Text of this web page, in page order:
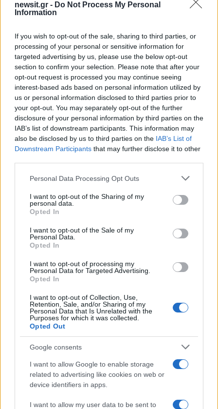
newsit.gr - Do Not Process My Personal
Information
If you wish to opt-out of the sale, sharing to third parties, or
processing of your personal or sensitive information for
targeted advertising by us, please use the below opt-out
section to confirm your selection. Please note that after your
opt-out request is processed you may continue seeing
interest-based ads based on personal information utilized by
us or personal information disclosed to third parties prior to
your opt-out. You may separately opt-out of the further
disclosure of your personal information by third parties on the
IAB’s list of downstream participants. This information may
also be disclosed by us to third parties on the IAB’s List of
Downstream Participants that may further disclose it to other
Please note that this website/app uses one or more Google
not limited to your visit or usage behaviour. You may click to
grant or deny consent to Google and its third-party tags to
use your data for below specified purposes in below Google
consent section.
Personal Data Processing Opt Outs
I want to opt-out of the Sharing of my
personal data.
Opted In
I want to opt-out of the Sale of my
Personal Data.
Opted In
I want to opt-out of processing my
Personal Data for Targeted Advertising.
Opted In
I want to opt-out of Collection, Use,
Retention, Sale, and/or Sharing of my
Personal Data that Is Unrelated with the
Purposes for which it was collected.
Opted Out
Google consents
I want to allow Google to enable storage
related to advertising like cookies on web or
device identifiers in apps.
I want to allow my user data to be sent to
Σχόλια
Σχολίασε εδώ
Υποβολή σχολίου
Όροι Χρήσης
Lifestyle
ΒΙΛΑ
ΝΕΑ ΠΕΡΑΜΟΣ
Share:
Ακολουθήστε το Νewsit.gr στοGoogle News
ενημερωθείτε πρώτοι για όλη την ειδησεογραφία και τα
τελευταία νέατης ημέρας
Τεχνικό πρόβλημα τον
έκανε να αντιδράσει σε
συναυλία του – «Πάρτε τα
όλα, δεν τα θέλω»
Vesely και Bryant
στη Μύκονο – Οι
χαλάρωσης σε
του νησιού